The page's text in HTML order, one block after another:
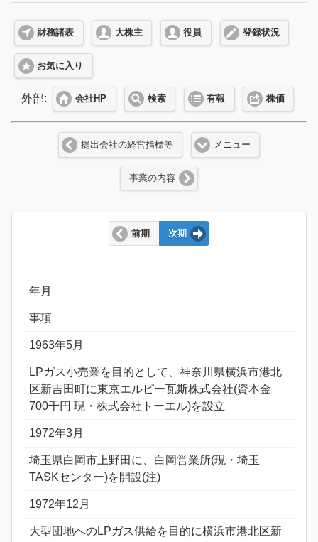
財務諸表 大株主 役員 登録状況
お気に入り
外部: 会社HP 検索 有報 株価
提出会社の経営指標等 メニュー
事業の内容
前期 次期
年月
事項
1963年5月
LPガス小売業を目的として、神奈川県横浜市港北
区新吉田町に東京エルピー瓦斯株式会社(資本金
700千円 現・株式会社トーエル)を設立
1972年3月
埼玉県白岡市上野田に、白岡営業所(現・埼玉
TASKセンター)を開設(注)
1972年12月
大型団地へのLPガス供給を目的に横浜市港北区新